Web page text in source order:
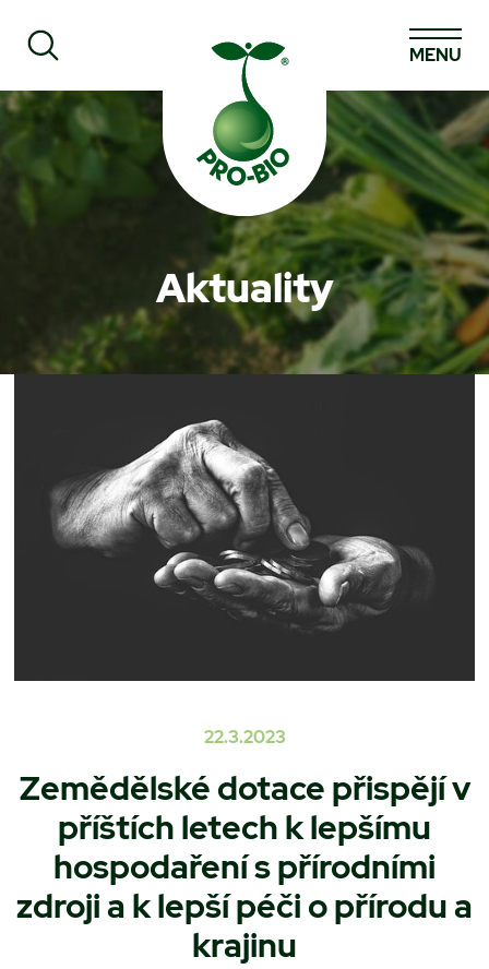
Prohledat PRO-BIO
MENU
Aktuality
22.3.2023
Zemědělské dotace přispějí v
příštích letech k lepšímu
hospodaření s přírodními
zdroji a k lepší péči o přírodu a
krajinu